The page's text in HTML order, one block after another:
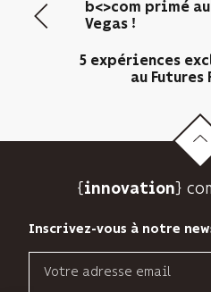
que
pour
vous
envoyer
audience.
pouvez
vous
désinscrire
b<>com primé au
Vegas !
5 expériences
au Futures
{innovation}
Inscrivez-vous à notre